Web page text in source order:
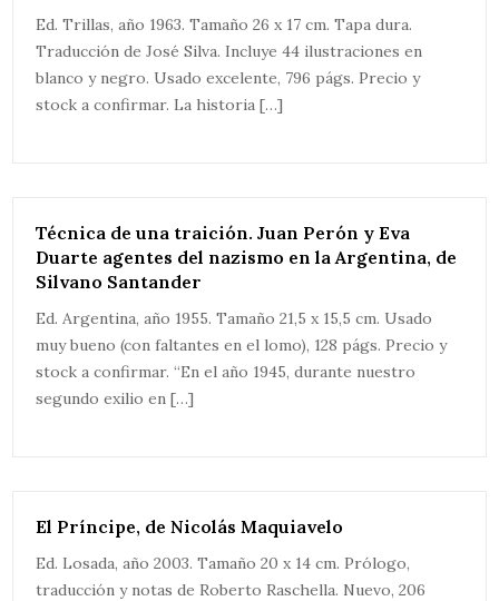
Ed. Trillas, año 1963. Tamaño 26 x 17 cm. Tapa dura.
Traducción de José Silva. Incluye 44 ilustraciones en
blanco y negro. Usado excelente, 796 págs. Precio y
stock a confirmar. La historia […]
Técnica de una traición. Juan Perón y Eva
Duarte agentes del nazismo en la Argentina, de
Silvano Santander
Ed. Argentina, año 1955. Tamaño 21,5 x 15,5 cm. Usado
muy bueno (con faltantes en el lomo), 128 págs. Precio y
stock a confirmar. “En el año 1945, durante nuestro
segundo exilio en […]
El Príncipe, de Nicolás Maquiavelo
Ed. Losada, año 2003. Tamaño 20 x 14 cm. Prólogo,
traducción y notas de Roberto Raschella. Nuevo, 206